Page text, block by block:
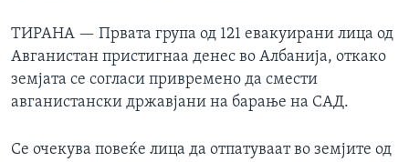
ТИРАНА — Првата група од 121 евакуирани лица од
Авганистан пристигнаа денес во Албанија, откако
земјата се согласи привремено да смести
авганистански државјани на барање на САД.
Се очекува повеќе лица да отпатуваат во земјите од